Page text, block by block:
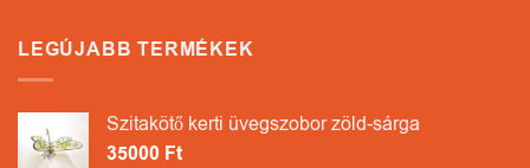
LEGÚJABB TERMÉKEK
Szitakötő kerti üvegszobor zöld-sárga
35000 Ft